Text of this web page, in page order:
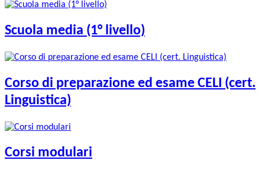
Scuola media (1° livello)
Corso di preparazione ed esame CELI (cert.
Linguistica)
Corsi modulari